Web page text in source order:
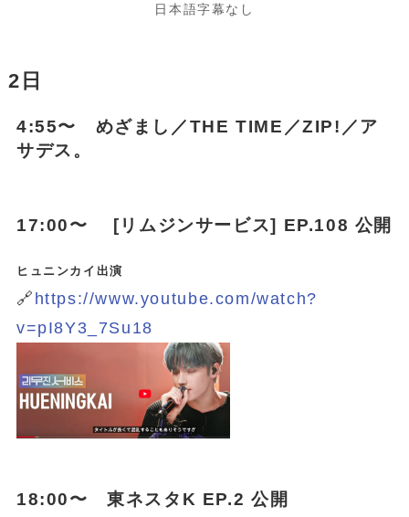
日本語字幕なし
2日
4:55〜 めざまし／THE TIME／ZIP!／ア
サデス。
17:00〜 [リムジンサービス] EP.108 公開
ヒュニンカイ出演
🔗 https://www.youtube.com/watch?
v=pI8Y3_7Su18
18:00〜 東ネスタK EP.2 公開